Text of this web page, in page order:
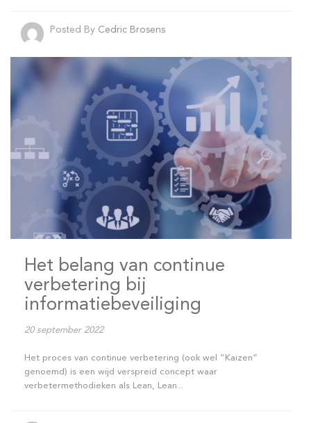
Posted By Cedric Brosens
Het belang van continue
verbetering bij
informatiebeveiliging
20 september 2022
Het proces van continue verbetering (ook wel “Kaizen”
genoemd) is een wijd verspreid concept waar
verbetermethodieken als Lean, Lean...